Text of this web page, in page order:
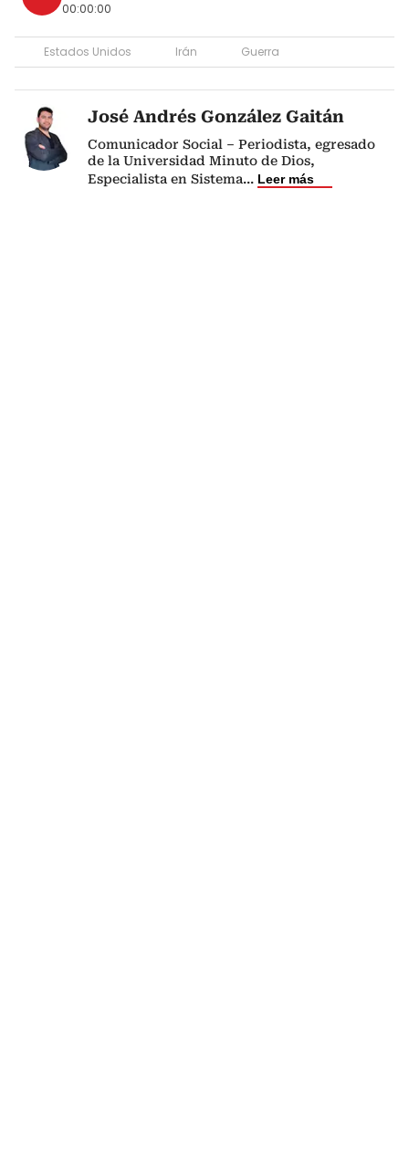
00:00:00
Estados Unidos Irán Guerra
José Andrés González Gaitán
Comunicador Social – Periodista, egresado
de la Universidad Minuto de Dios,
Especialista en Sistema... Leer más